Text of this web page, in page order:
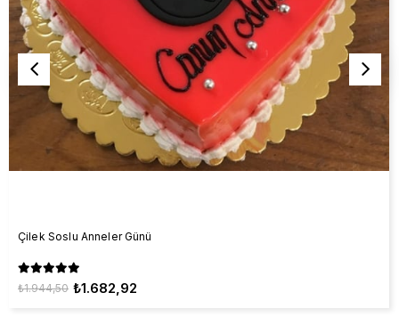
Çilek Soslu Anneler Günü
₺1.682,92
₺1.944,50